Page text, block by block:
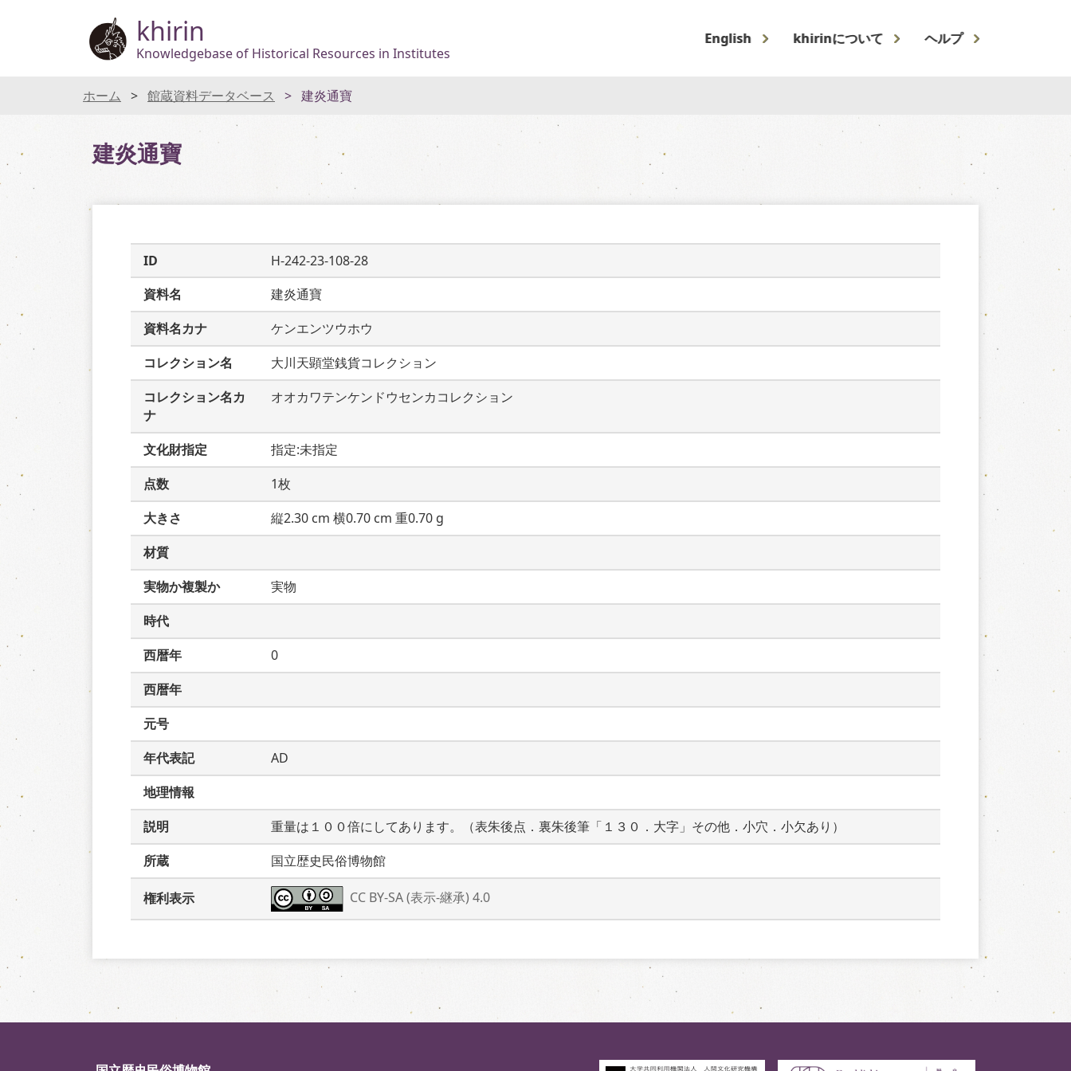
khirin
Knowledgebase of Historical Resources in Institutes
English khirinについて ヘルプ
ホーム 館蔵資料データベース 建炎通寶
建炎通寶
ID
H-242-23-108-28
資料名
建炎通寶
資料名カナ
ケンエンツウホウ
コレクション名
大川天顕堂銭貨コレクション
コレクション名カ
ナ
オオカワテンケンドウセンカコレクション
文化財指定
指定:未指定
点数
1枚
大きさ
縦2.30 cm 横0.70 cm 重0.70 g
材質
実物か複製か
実物
時代
西暦年
0
西暦年
元号
年代表記
AD
地理情報
説明
重量は１００倍にしてあります。（表朱後点．裏朱後筆「１３０．大字」その他．小穴．小欠あり）
所蔵
国立歴史民俗博物館
権利表示 CC BY-SA (表示-継承) 4.0